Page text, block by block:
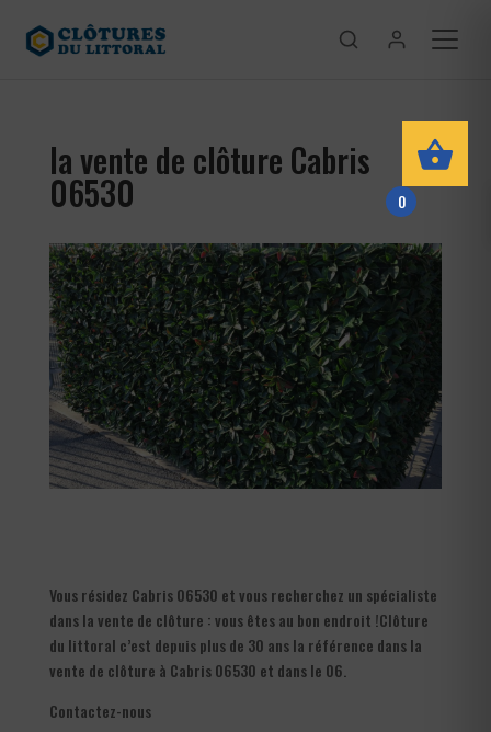
la vente de clôture Cabris
06530
Vous résidez Cabris 06530 et vous recherchez un spécialiste
dans la vente de clôture : vous êtes au bon endroit !Clôture
du littoral c’est depuis plus de 30 ans la référence dans la
vente de clôture à Cabris 06530 et dans le 06.
Contactez-nous
0